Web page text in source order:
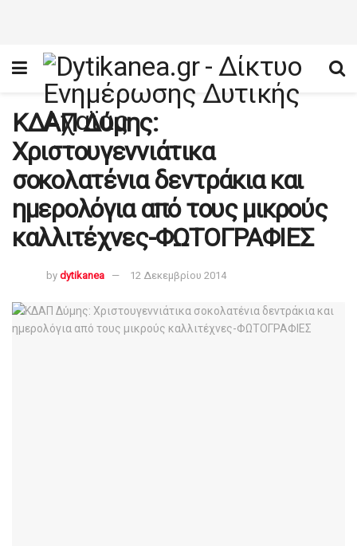
ΚΔΑΠ Δύμης:
Χριστουγεννιάτικα
σοκολατένια δεντράκια και
ημερολόγια από τους μικρούς
καλλιτέχνες-ΦΩΤΟΓΡΑΦΙΕΣ
by dytikanea 12 Δεκεμβρίου 2014